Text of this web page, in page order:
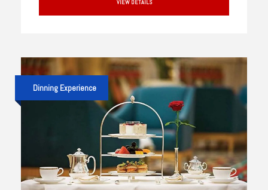
VIEW DETAILS
Dinning Experience